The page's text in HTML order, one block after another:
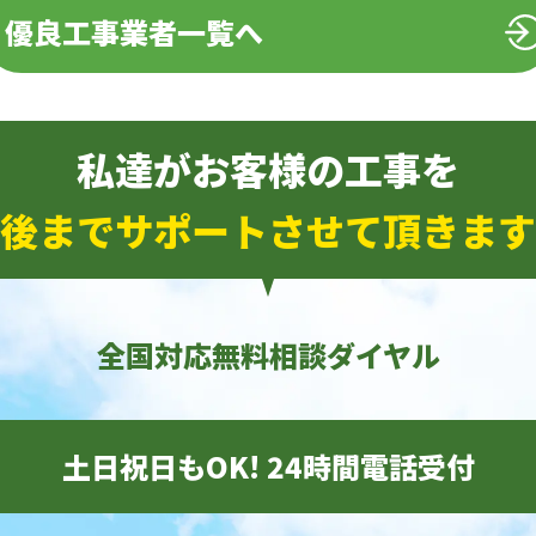
優良工事業者一覧へ
私達がお客様の工事を
までサポートさせて頂きま
全国対応無料相談ダイヤル
土日祝日もOK! 24時間電話受付